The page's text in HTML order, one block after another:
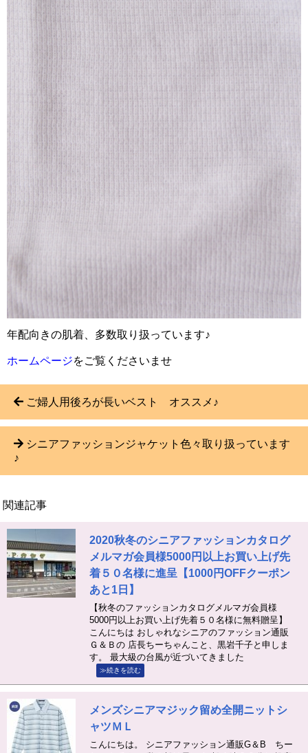
年配向きの肌着、多数取り扱っています♪
ホームページをご覧くださいませ
ご婦人用後ろが長いベスト オススメ♪
シニアファッションジャケット色々取り扱っています
♪
関連記事
2020秋冬のシニアファッションカタログ
メルマガ会員様5000円以上お買い上げ先
着５０名様に進呈【1000円OFFクーポン
あと1日】
【秋冬のファッションカタログメルマガ会員様
5000円以上お買い上げ先着５０名様に無料贈呈】
こんにちは おしゃれなシニアのファッション通販
Ｇ＆Ｂの 店長ちーちゃんこと、黒岩千子と申しま
す。 最大級の台風が近づいてきました
≫続きを読む
メンズシニアマジック留め全開ニットシ
ャツＭＬ
こんにちは。 シニアファッション通販G＆B ちー